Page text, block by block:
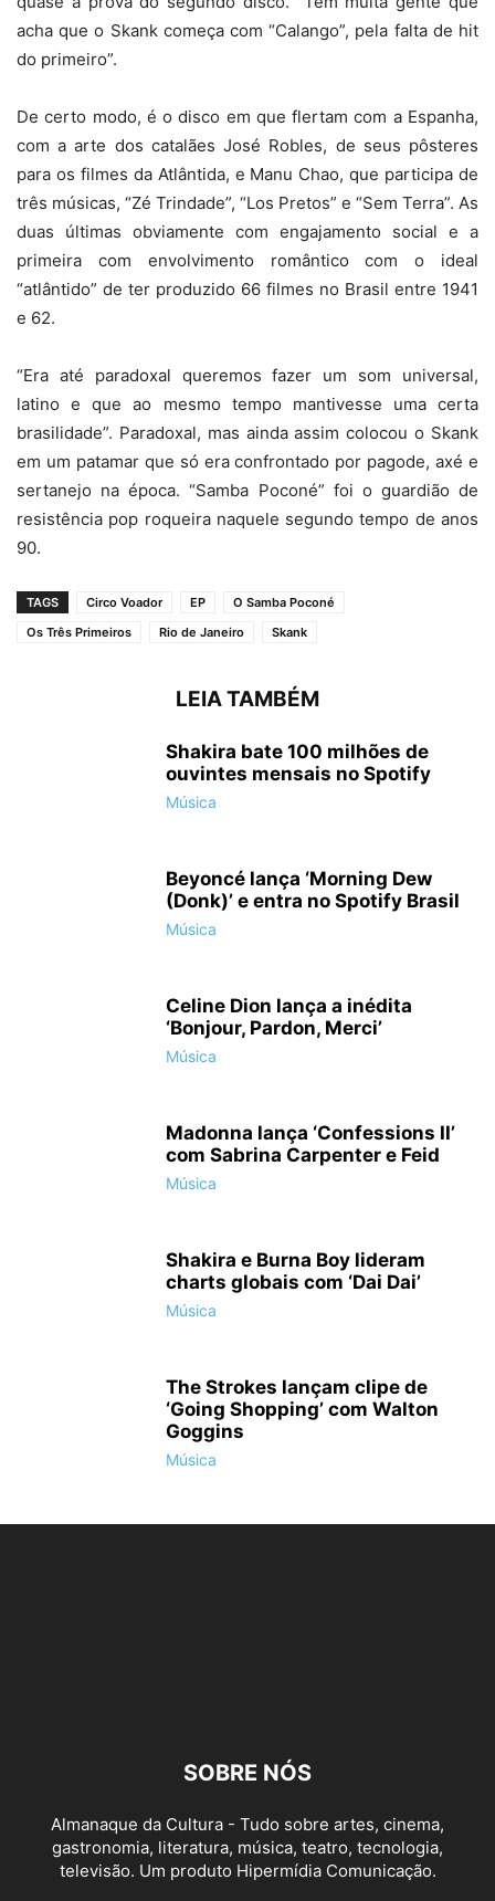
acha que o Skank começa com “Calango”, pela falta de hit
do primeiro”.
De certo modo, é o disco em que flertam com a Espanha,
com a arte dos catalães José Robles, de seus pôsteres
para os filmes da Atlântida, e Manu Chao, que participa de
três músicas, “Zé Trindade”, “Los Pretos” e “Sem Terra”. As
duas últimas obviamente com engajamento social e a
primeira com envolvimento romântico com o ideal
“atlântido” de ter produzido 66 filmes no Brasil entre 1941
e 62.
“Era até paradoxal queremos fazer um som universal,
latino e que ao mesmo tempo mantivesse uma certa
brasilidade”. Paradoxal, mas ainda assim colocou o Skank
em um patamar que só era confrontado por pagode, axé e
sertanejo na época. “Samba Poconé” foi o guardião de
resistência pop roqueira naquele segundo tempo de anos
90.
TAGS Circo Voador EP
O Samba Poconé
Os Três Primeiros
Rio de Janeiro Skank
LEIA TAMBÉM
Shakira bate 100 milhões de
ouvintes mensais no Spotify
Música
Beyoncé lança ‘Morning Dew
(Donk)’ e entra no Spotify Brasil
Música
Celine Dion lança a inédita
‘Bonjour, Pardon, Merci’
Música
Madonna lança ‘Confessions II’
com Sabrina Carpenter e Feid
Música
Shakira e Burna Boy lideram
charts globais com ‘Dai Dai’
Música
The Strokes lançam clipe de
‘Going Shopping’ com Walton
Goggins
Música
SOBRE NÓS
Almanaque da Cultura - Tudo sobre artes, cinema,
gastronomia, literatura, música, teatro, tecnologia,
televisão. Um produto Hipermídia Comunicação.